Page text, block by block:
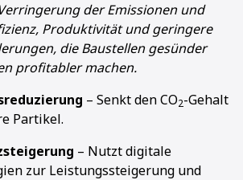
der Emissionen und
Produktivität und geringere
die Baustellen gesünder
profitabler machen.
– Senkt den CO2-Gehalt
Partikel.
– Nutzt digitale
zur Leistungssteigerung und